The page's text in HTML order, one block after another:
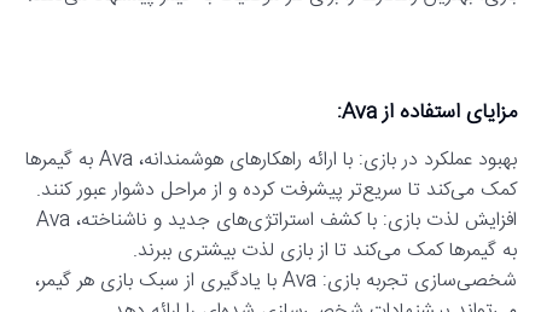
مزایای استفاده از Ava:
بهبود عملکرد در بازی: با ارائه راهکارهای هوشمندانه، Ava به گیمرها
کمک می‌کند تا سریع‌تر پیشرفت کرده و از مراحل دشوار عبور کنند.
افزایش لذت بازی: با کشف استراتژی‌های جدید و ناشناخته، Ava
به گیمرها کمک می‌کند تا از بازی لذت بیشتری ببرند.
شخصی‌سازی تجربه بازی: Ava با یادگیری از سبک بازی هر گیمر،